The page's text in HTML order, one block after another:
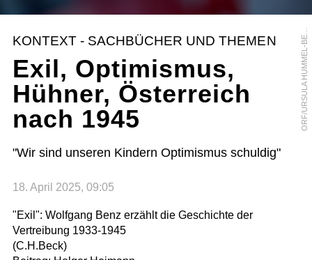
O
R
F
/
U
R
S
U
L
A
H
U
M
M
E
L
-
B
E
R
G
E
R
KONTEXT - SACHBÜCHER UND THEMEN
Exil, Optimismus,
Hühner, Österreich
nach 1945
"Wir sind unseren Kindern Optimismus schuldig"
18. April 2025, 09:05
"Exil": Wolfgang Benz erzählt die Geschichte der
Vertreibung 1933-1945
(C.H.Beck)